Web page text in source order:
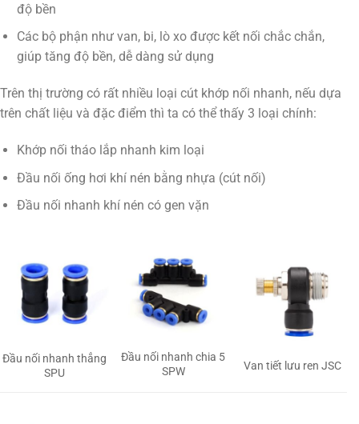
độ bền
Các bộ phận như van, bi, lò xo được kết nối chắc chắn,
giúp tăng độ bền, dễ dàng sử dụng
Trên thị trường có rất nhiều loại cút khớp nối nhanh, nếu dựa
trên chất liệu và đặc điểm thì ta có thể thấy 3 loại chính:
Khớp nối tháo lắp nhanh kim loại
Đầu nối ống hơi khí nén bằng nhựa (cút nối)
Đầu nối nhanh khí nén có gen vặn
Đầu nối nhanh thẳng
SPU
Đầu nối nhanh chia 5
SPW
Van tiết lưu ren JSC